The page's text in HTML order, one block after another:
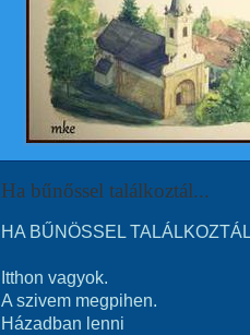
Ha bűnőssel találkoztál...
HA BŰNÖSSEL
Itthon vagyok.
A szivem megpihen.
Házadban lenni